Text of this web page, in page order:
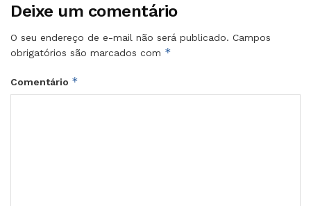
Deixe um comentário
O seu endereço de e-mail não será publicado. Campos
obrigatórios são marcados com *
Comentário *